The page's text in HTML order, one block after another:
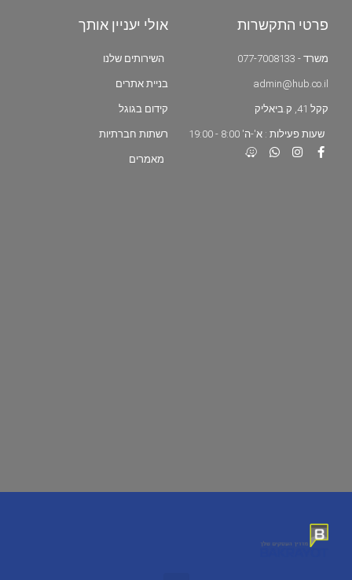
פרטי התקשרות
משרד - 077-7008133
admin@hub.co.il
קקל 41, ק.ביאליק
שעות פעילות : א'-ה' 8:00 - 19:00
אולי יעניין אותך
השירותים שלנו
בניית אתרים
קידום בגוגל
רשתות חברתיות
מאמרים